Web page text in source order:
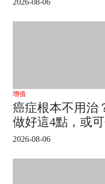
增值
癌症根本不用治
做好這4點，或
2026-08-06